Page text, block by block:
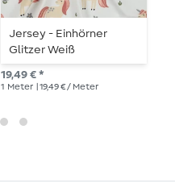
Jersey - Einhörner
Glitzer Weiß
Garngefärbt
19,49 € *
1 Meter | 19,49 € / Meter